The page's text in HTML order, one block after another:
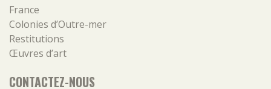
France
Colonies d’Outre-mer
Restitutions
Œuvres d’art
CONTACTEZ-NOUS